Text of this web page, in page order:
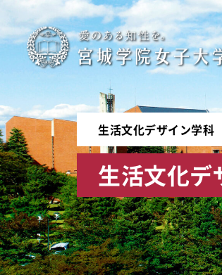
生活文化デザイン学科
生活文化